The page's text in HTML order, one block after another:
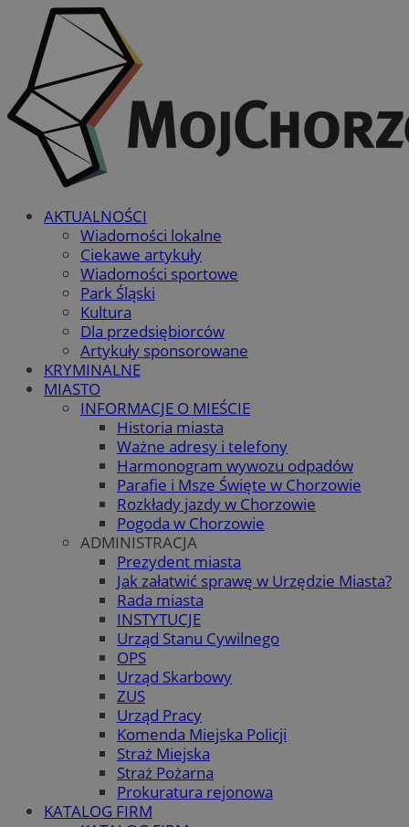
AKTUALNOŚCI
Wiadomości lokalne
Ciekawe artykuły
Wiadomości sportowe
Park Śląski
Kultura
Dla przedsiębiorców
Artykuły sponsorowane
KRYMINALNE
MIASTO
INFORMACJE O MIEŚCIE
Historia miasta
Ważne adresy i telefony
Harmonogram wywozu odpadów
Parafie i Msze Święte w Chorzowie
Rozkłady jazdy w Chorzowie
Pogoda w Chorzowie
ADMINISTRACJA
Prezydent miasta
Jak załatwić sprawę w Urzędzie Miasta?
Rada miasta
INSTYTUCJE
Urząd Stanu Cywilnego
OPS
Urząd Skarbowy
ZUS
Urząd Pracy
Komenda Miejska Policji
Straż Miejska
Straż Pożarna
Prokuratura rejonowa
KATALOG FIRM